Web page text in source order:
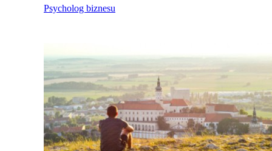
Psycholog biznesu